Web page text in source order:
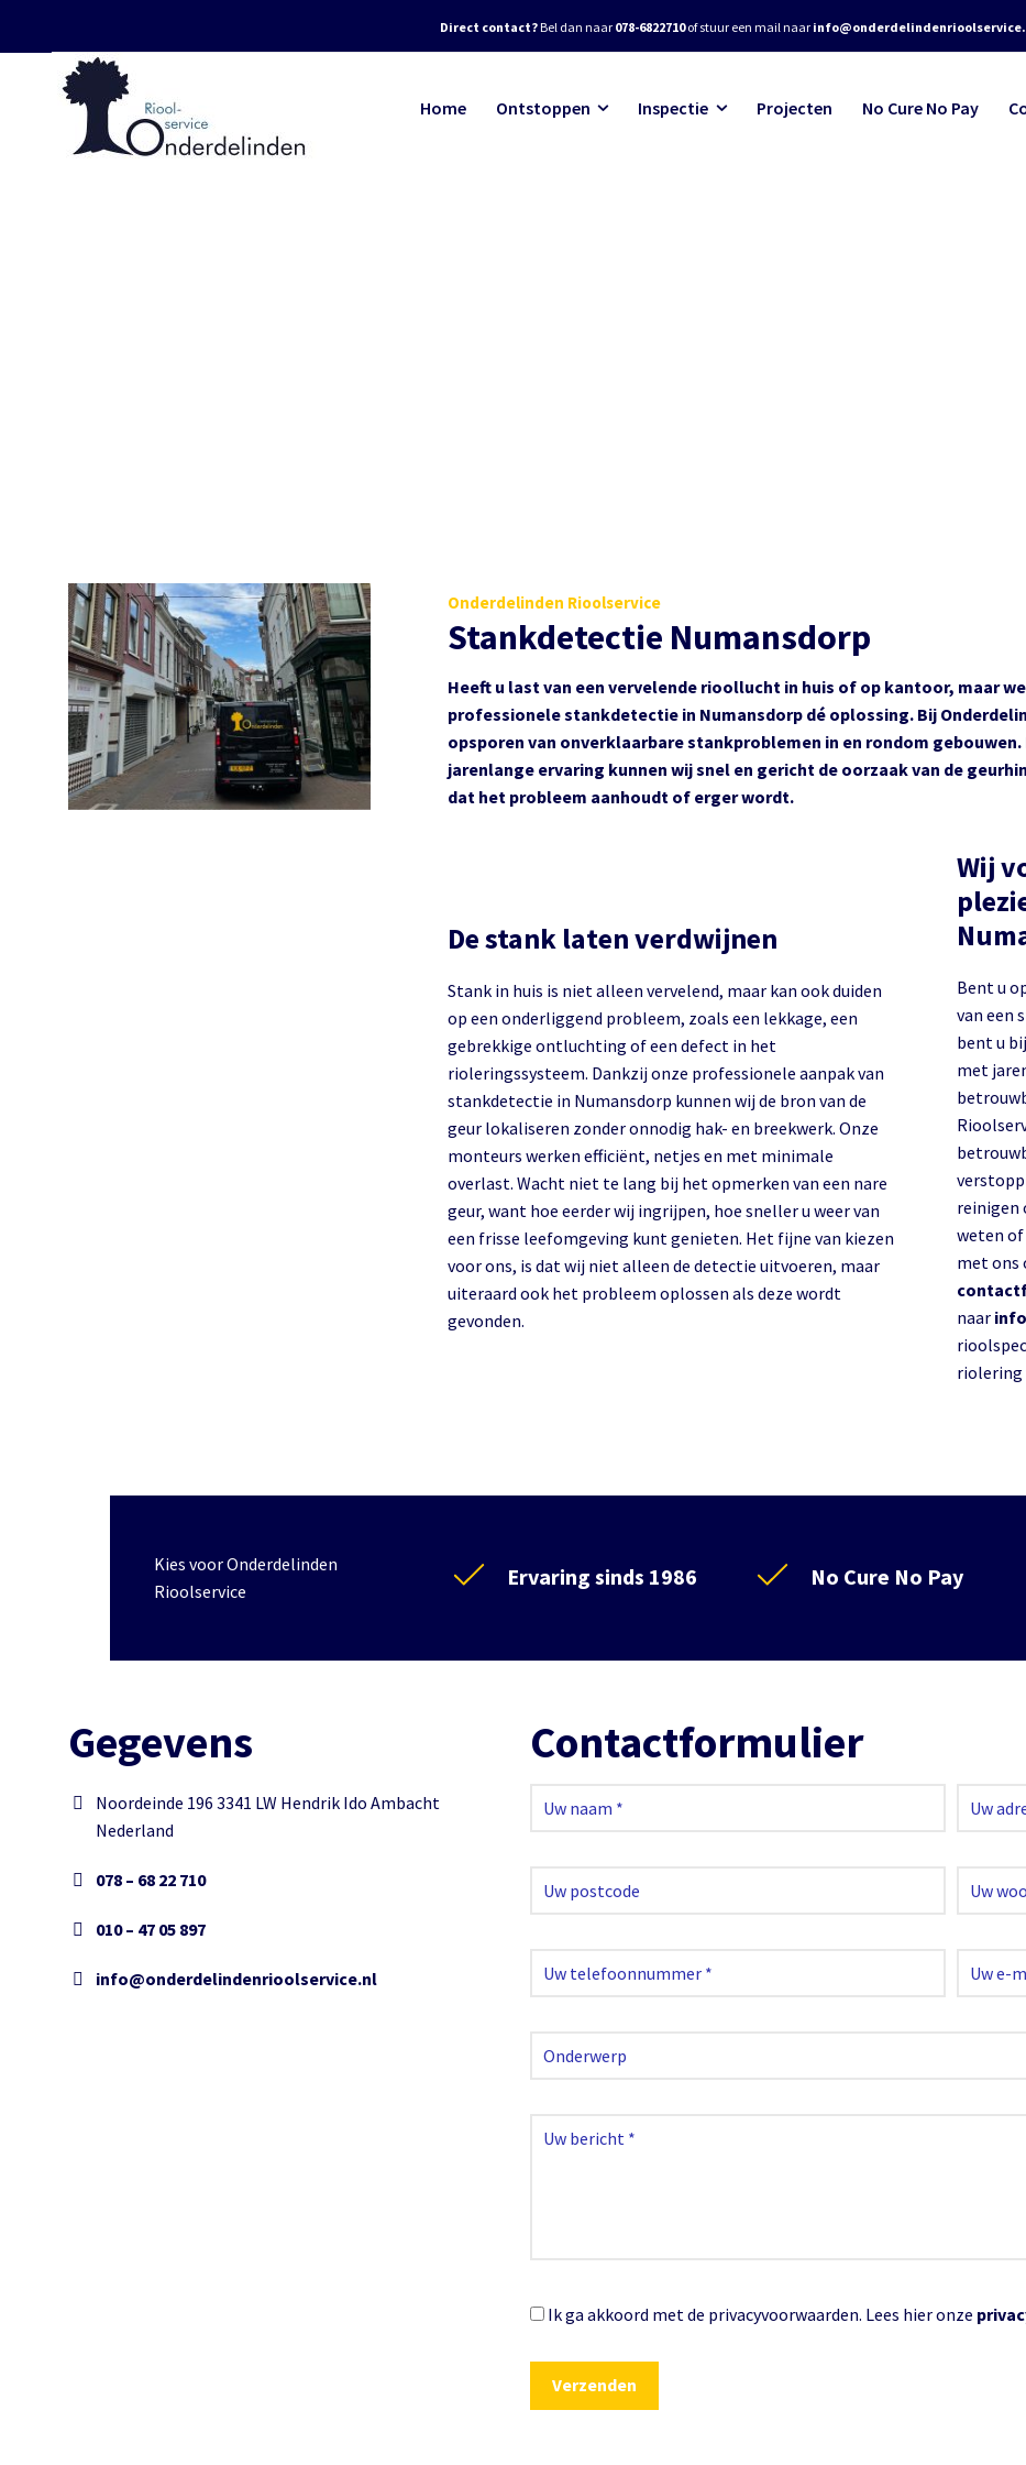
Direct contact?Bel dan naar 078-6822710of stuur een mail naar
Home Ontstoppen Inspectie Projecten No Cure No Pay
Onderdelinden Rioolservice
Stankdetectie Numansdorp
Heeft u last van een vervelende rioollucht in huis of op kantoor, maar
professionele stankdetectie in Numansdorp dé oplossing. Bij
opsporen van onverklaarbare stankproblemen in en rondom
jarenlange ervaring kunnen wij snel en gericht de oorzaak van de
dat het probleem aanhoudt of erger wordt.
De stank laten verdwijnen
Stank in huis is niet alleen vervelend, maar kan ook duiden
op een onderliggend probleem, zoals een lekkage, een
gebrekkige ontluchting of een defect in het
rioleringssysteem. Dankzij onze professionele aanpak van
stankdetectie in Numansdorp kunnen wij de bron van de
geur lokaliseren zonder onnodig hak- en breekwerk. Onze
monteurs werken efficiënt, netjes en met minimale
overlast. Wacht niet te lang bij het opmerken van een nare
geur, want hoe eerder wij ingrijpen, hoe sneller u weer van
een frisse leefomgeving kunt genieten. Het fijne van kiezen
voor ons, is dat wij niet alleen de detectie uitvoeren, maar
uiteraard ook het probleem oplossen als deze wordt
Wij
Bent u
van een
bent u
met
reinigen
weten of
met ons
naar
Kies voor Onderdelinden
Rioolservice
Ervaring sinds 1986 No Cure No Pay
Gegevens
Noordeinde 196 3341 LW Hendrik Ido Ambacht
Nederland
078 – 68 22 710
010 – 47 05 897
info@onderdelindenrioolservice.nl
Contactformulier
Ik ga akkoord met de privacyvoorwaarden. Lees hier onze